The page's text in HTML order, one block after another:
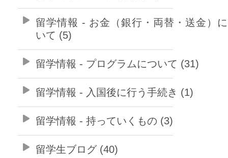
留学情報 - お金（銀行・両替・送金）
いて (5)
留学情報 - プログラムについて (31)
留学情報 - 入国後に行う手続き (1)
留学情報 - 持っていくもの (3)
留学生ブログ (40)